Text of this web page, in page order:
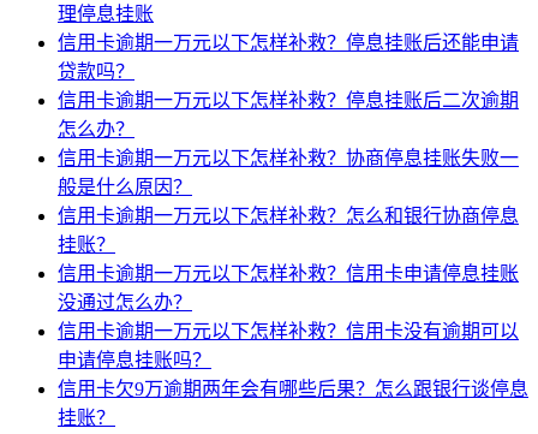
理停息挂账
信用卡逾期一万元以下怎样补救？停息挂账后还能申请
贷款吗？
信用卡逾期一万元以下怎样补救？停息挂账后二次逾期
怎么办？
信用卡逾期一万元以下怎样补救？协商停息挂账失败一
般是什么原因？
信用卡逾期一万元以下怎样补救？怎么和银行协商停息
挂账？
信用卡逾期一万元以下怎样补救？信用卡申请停息挂账
没通过怎么办？
信用卡逾期一万元以下怎样补救？信用卡没有逾期可以
申请停息挂账吗？
信用卡欠9万逾期两年会有哪些后果？怎么跟银行谈停息
挂账？